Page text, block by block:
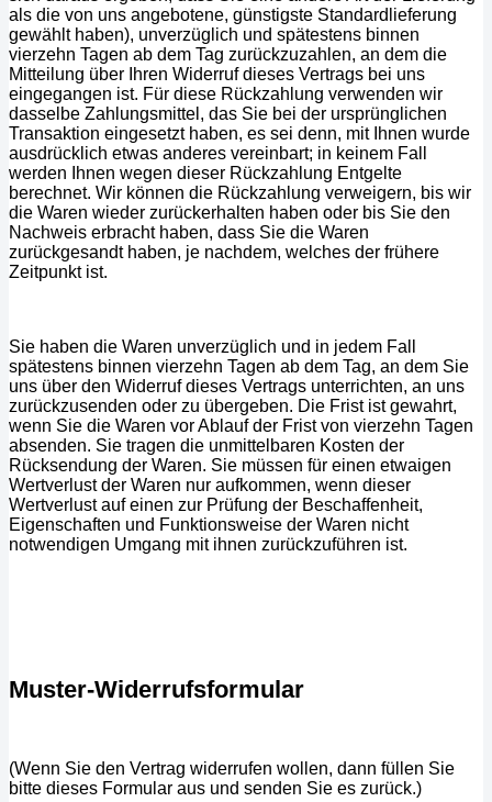
als die von uns angebotene, günstigste Standardlieferung
gewählt haben), unverzüglich und spätestens binnen
vierzehn Tagen ab dem Tag zurückzuzahlen, an dem die
Mitteilung über Ihren Widerruf dieses Vertrags bei uns
eingegangen ist. Für diese Rückzahlung verwenden wir
dasselbe Zahlungsmittel, das Sie bei der ursprünglichen
Transaktion eingesetzt haben, es sei denn, mit Ihnen wurde
ausdrücklich etwas anderes vereinbart; in keinem Fall
werden Ihnen wegen dieser Rückzahlung Entgelte
berechnet. Wir können die Rückzahlung verweigern, bis wir
die Waren wieder zurückerhalten haben oder bis Sie den
Nachweis erbracht haben, dass Sie die Waren
zurückgesandt haben, je nachdem, welches der frühere
Zeitpunkt ist.
Sie haben die Waren unverzüglich und in jedem Fall
spätestens binnen vierzehn Tagen ab dem Tag, an dem Sie
uns über den Widerruf dieses Vertrags unterrichten, an uns
zurückzusenden oder zu übergeben. Die Frist ist gewahrt,
wenn Sie die Waren vor Ablauf der Frist von vierzehn Tagen
absenden. Sie tragen die unmittelbaren Kosten der
Rücksendung der Waren. Sie müssen für einen etwaigen
Wertverlust der Waren nur aufkommen, wenn dieser
Wertverlust auf einen zur Prüfung der Beschaffenheit,
Eigenschaften und Funktionsweise der Waren nicht
notwendigen Umgang mit ihnen zurückzuführen ist.
Muster-Widerrufsformular
(Wenn Sie den Vertrag widerrufen wollen, dann füllen Sie
bitte dieses Formular aus und senden Sie es zurück.)